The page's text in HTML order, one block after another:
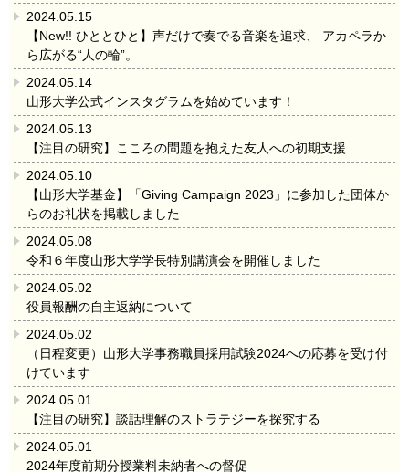
2024.05.15
【New!! ひととひと】声だけで奏でる音楽を追求、 アカペラか
ら広がる“人の輪”。
2024.05.14
山形大学公式インスタグラムを始めています！
2024.05.13
【注目の研究】こころの問題を抱えた友人への初期支援
2024.05.10
【山形大学基金】「Giving Campaign 2023」に参加した団体か
らのお礼状を掲載しました
2024.05.08
令和６年度山形大学学長特別講演会を開催しました
2024.05.02
役員報酬の自主返納について
2024.05.02
（日程変更）山形大学事務職員採用試験2024への応募を受け付
けています
2024.05.01
【注目の研究】談話理解のストラテジーを探究する
2024.05.01
2024年度前期分授業料未納者への督促